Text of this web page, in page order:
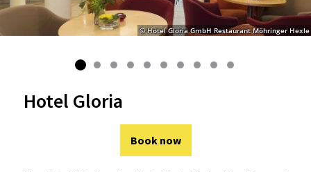
© Hotel Gloria GmbH Restaurant Möhringer Hexle
Hotel Gloria
Book now